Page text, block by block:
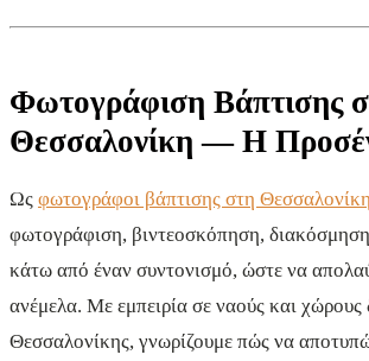
Φωτογράφιση Βάπτισης
Θεσσαλονίκη — Η
Ως φωτογράφοι βάπτισης στη Θεσσαλονίκη
φωτογράφιση, βιντεοσκόπηση,
κάτω από έναν συντονισμό, ώστε να
ανέμελα. Με εμπειρία σε ναούς και χώρους
Θεσσαλονίκης, γνωρίζουμε πώς να